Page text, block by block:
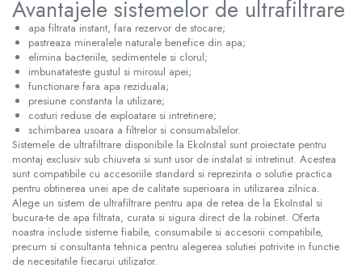
Avantajele sistemelor de ultrafiltrare
apa filtrata instant, fara rezervor de stocare;
pastreaza mineralele naturale benefice din apa;
elimina bacteriile, sedimentele si clorul;
imbunatateste gustul si mirosul apei;
functionare fara apa reziduala;
presiune constanta la utilizare;
costuri reduse de exploatare si intretinere;
schimbarea usoara a filtrelor si consumabilelor.
Sistemele de ultrafiltrare disponibile la EkoInstal sunt proiectate pentru
montaj exclusiv sub chiuveta si sunt usor de instalat si intretinut. Acestea
sunt compatibile cu accesoriile standard si reprezinta o solutie practica
pentru obtinerea unei ape de calitate superioara in utilizarea zilnica.
Alege un sistem de ultrafiltrare pentru apa de retea de la EkoInstal si
bucura-te de apa filtrata, curata si sigura direct de la robinet. Oferta
noastra include sisteme fiabile, consumabile si accesorii compatibile,
precum si consultanta tehnica pentru alegerea solutiei potrivite in functie
de necesitatile fiecarui utilizator.